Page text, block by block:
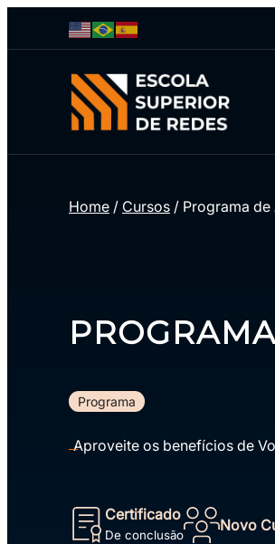
Home / Cursos / Programa
Programa
Aproveite os benefícios de
Certificado
De conclusão
Novo